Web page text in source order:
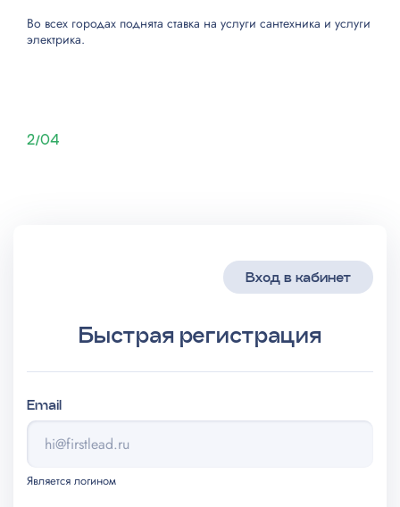
Во всех городах поднята ставка на услуги сантехника и услуги
электрика.
2/04
Быстрая регистрация
Вход в кабинет
Email
Является логином